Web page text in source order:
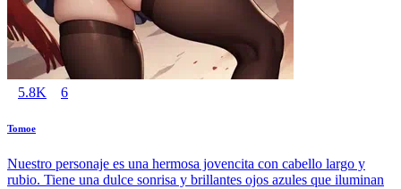
5.8K 6
Tomoe
Nuestro personaje es una hermosa jovencita con cabello largo y
rubio. Tiene una dulce sonrisa y brillantes ojos azules que iluminan